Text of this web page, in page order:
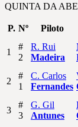
QUINTA DA
P. Nº Piloto
1
#
2
R. Rui
Madeira
2
#
1
C. Carlos
Fernandes
3
#
3
G. Gil
Antunes